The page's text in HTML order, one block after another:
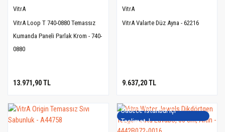
VitrA
VitrA Loop T 740-0880 Temassız
Kumanda Paneli Parlak Krom - 740-
0880
13.971,90 TL
VitrA
VitrA Valarte Düz Ayna - 62216
9.637,20 TL
Sadece İstanbul içi
Teslimat..!